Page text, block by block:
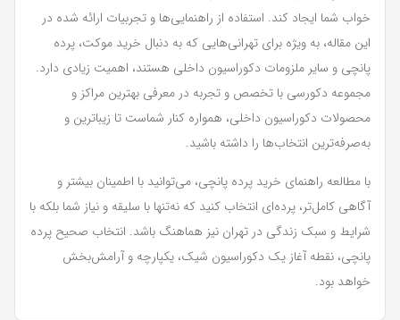
خواب شما ایجاد کند. استفاده از راهنمایی‌ها و تجربیات ارائه شده در
این مقاله، به ویژه برای تهرانی‌هایی که به دنبال خرید موکت، پرده
پانچی و سایر ملزومات دکوراسیون داخلی هستند، اهمیت زیادی دارد.
مجموعه دکورسی با تخصص و تجربه در معرفی بهترین مراکز و
محصولات دکوراسیون داخلی، همواره کنار شماست تا زیباترین و
به‌صرفه‌ترین انتخاب‌ها را داشته باشید.
با مطالعه راهنمای خرید پرده پانچی، می‌توانید با اطمینان بیشتر و
آگاهی کامل‌تر، پرده‌ای انتخاب کنید که نه‌تنها با سلیقه و نیاز شما بلکه با
شرایط و سبک زندگی در تهران نیز هماهنگ باشد. انتخاب صحیح پرده
پانچی، نقطه آغاز یک دکوراسیون شیک، یکپارچه و آرامش‌بخش
خواهد بود.